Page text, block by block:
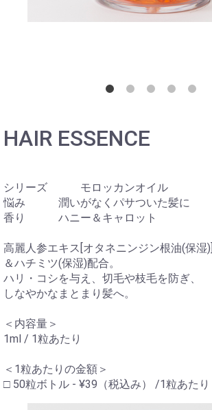
HAIR ESSENCE
シリーズ モロッカンオイル
悩み 潤いがなくパサついた髪に
香り ハニー＆キャロット
高麗人参エキス[オタネニンジン根油(保湿)]
＆ハチミツ(保湿)配合。
ハリ・コシを与え、切毛や枝毛を防ぎ、
しなやかなまとまり髪へ。
＜内容量＞
1ml / 1粒あたり
＜1粒あたりの金額＞
□ 50粒ボトル - ¥39（税込み） /1粒あたり